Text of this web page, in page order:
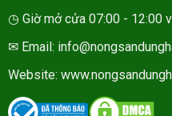
◷ Giờ mở cửa 07:00 - 12:00
✉ Email:
Website: